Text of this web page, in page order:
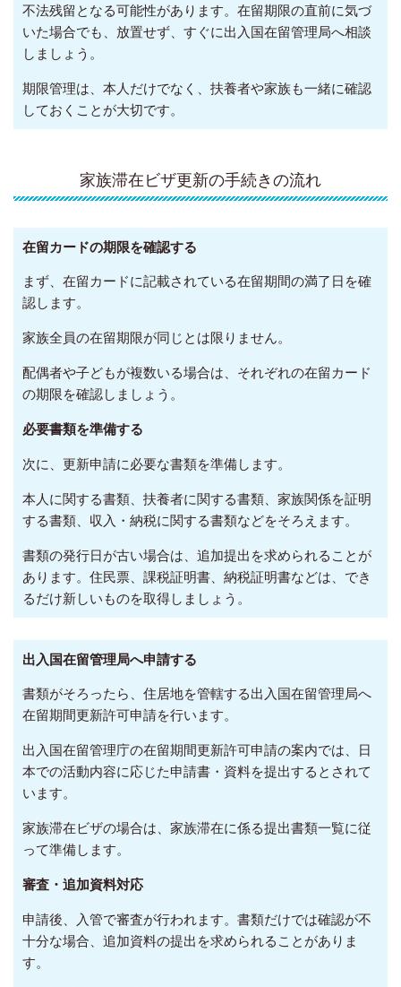
不法残留となる可能性があります。在留期限の直前に気づ
いた場合でも、放置せず、すぐに出入国在留管理局へ相談
しましょう。
期限管理は、本人だけでなく、扶養者や家族も一緒に確認
しておくことが大切です。
家族滞在ビザ更新の手続きの流れ
在留カードの期限を確認する
まず、在留カードに記載されている在留期間の満了日を確
認します。
家族全員の在留期限が同じとは限りません。
配偶者や子どもが複数いる場合は、それぞれの在留カード
の期限を確認しましょう。
必要書類を準備する
次に、更新申請に必要な書類を準備します。
本人に関する書類、扶養者に関する書類、家族関係を証明
する書類、収入・納税に関する書類などをそろえます。
書類の発行日が古い場合は、追加提出を求められることが
あります。住民票、課税証明書、納税証明書などは、でき
るだけ新しいものを取得しましょう。
出入国在留管理局へ申請する
書類がそろったら、住居地を管轄する出入国在留管理局へ
在留期間更新許可申請を行います。
出入国在留管理庁の在留期間更新許可申請の案内では、日
本での活動内容に応じた申請書・資料を提出するとされて
います。
家族滞在ビザの場合は、家族滞在に係る提出書類一覧に従
って準備します。
審査・追加資料対応
申請後、入管で審査が行われます。書類だけでは確認が不
十分な場合、追加資料の提出を求められることがありま
す。